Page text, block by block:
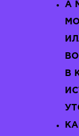
А
В